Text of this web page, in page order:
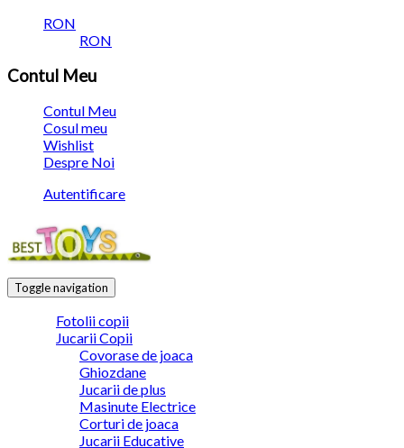
RON
RON
Contul Meu
Contul Meu
Cosul meu
Wishlist
Despre Noi
Autentificare
Toggle navigation
Fotolii copii
Jucarii Copii
Covorase de joaca
Ghiozdane
Jucarii de plus
Masinute Electrice
Corturi de joaca
Jucarii Educative